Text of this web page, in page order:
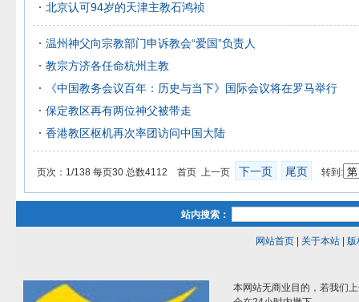
北京认可94岁的天津主教石鸿祯
温州神父向宗教部门申诉教会“爱国”负责人
教宗方济各任命杭州主教
《中国教务会议百年：历史与当下》国际会议将在罗马举行
保定教区再有两位神父被带走
香港教区枢机再次率团访问中国大陆
页次：1/138 每页30 总数4112 首页 上一页 下一页 尾页 转到:
站内搜索：
网站首页| 关于本站| 版
本网站无商业目的，若我们